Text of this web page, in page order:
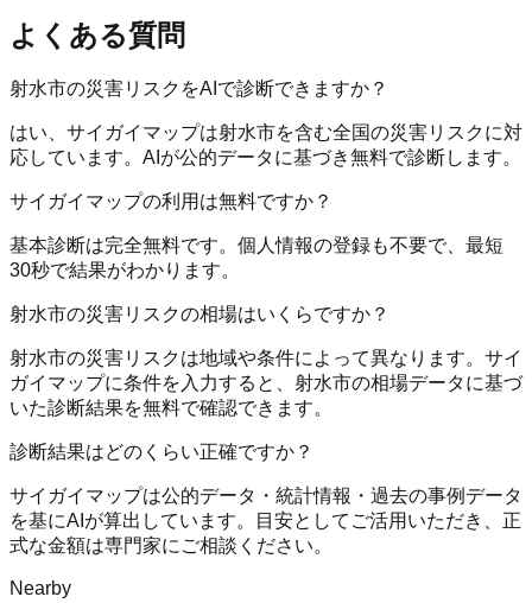
よくある質問
射水市の災害リスクをAIで診断できますか？
はい、サイガイマップは射水市を含む全国の災害リスクに対
応しています。AIが公的データに基づき無料で診断します。
サイガイマップの利用は無料ですか？
基本診断は完全無料です。個人情報の登録も不要で、最短
30秒で結果がわかります。
射水市の災害リスクの相場はいくらですか？
射水市の災害リスクは地域や条件によって異なります。サイ
ガイマップに条件を入力すると、射水市の相場データに基づ
いた診断結果を無料で確認できます。
診断結果はどのくらい正確ですか？
サイガイマップは公的データ・統計情報・過去の事例データ
を基にAIが算出しています。目安としてご活用いただき、正
式な金額は専門家にご相談ください。
Nearby